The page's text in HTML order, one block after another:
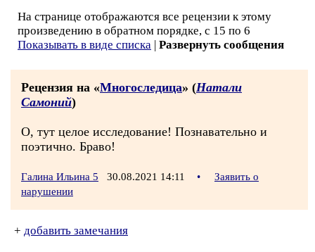
На странице отображаются все рецензии к этому
произведению в обратном порядке, с 15 по 6
Показывать в виде списка | Развернуть сообщения
Рецензия на «Многоследица» (Натали
Самоний)
О, тут целое исследование! Познавательно и
поэтично. Браво!
Галина Ильина 5 30.08.2021 14:11 •
Заявить о
нарушении
+ добавить замечания